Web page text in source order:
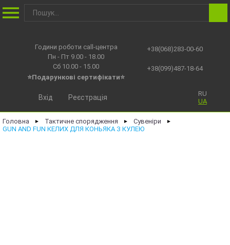
Години роботи call-центра
Пн - Пт 9.00 - 18.00
Сб 10.00 - 15.00
⭐Подарункові сертифікати⭐
+38(068)283-00-60
+38(099)487-18-64
RU
UA
Вхід Реєстрація
Головна ► Тактичне спорядження ► Сувеніри ►
GUN AND FUN КЕЛИХ ДЛЯ КОНЬЯКА З КУЛЕЮ